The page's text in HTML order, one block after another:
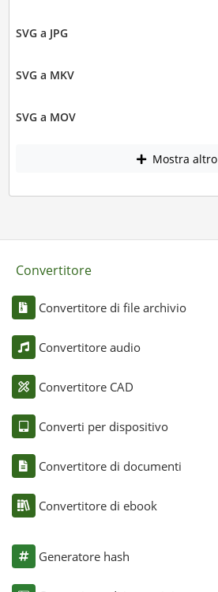
SVG a JPG
SVG a MKV
SVG a MOV
Mostra altro
Convertitore
Convertitore di file archivio
Convertitore audio
Convertitore CAD
Converti per dispositivo
Convertitore di documenti
Convertitore di ebook
Generatore hash